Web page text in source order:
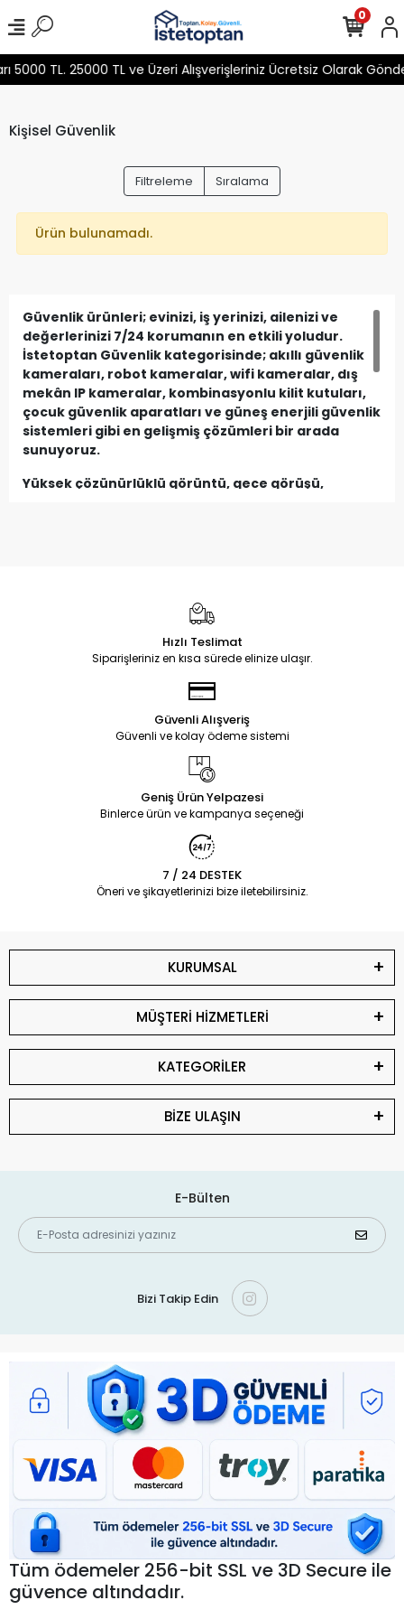
TL. 25000 TL ve Üzeri Alışverişleriniz Ücretsiz Olarak
0
Kişisel Güvenlik
Filtreleme Sıralama
Ürün bulunamadı.
Güvenlik ürünleri; evinizi, iş yerinizi, ailenizi ve
değerlerinizi 7/24 korumanın en etkili yoludur.
İstetoptan Güvenlik kategorisinde; akıllı güvenlik
kameraları, robot kameralar, wifi kameralar, dış
mekân IP kameralar, kombinasyonlu kilit kutuları,
çocuk güvenlik aparatları ve güneş enerjili güvenlik
sistemleri gibi en gelişmiş çözümleri bir arada
sunuyoruz.
Yüksek çözünürlüklü görüntü, gece görüşü,
profesyonel sistemlere kadar geniş ürün
yelpazemiz; uygun fiyat, güçlü stok ve hızlı teslimat
avantajıyla güvenlik ihtiyaçlarınıza tam çözüm
Huzurlu ve kontrollü bir yaşam için güvenlik
kategorisini hemen inceleyin, en doğru sistemi
Hızlı Teslimat
Siparişleriniz en kısa sürede elinize ulaşır.
Güvenli Alışveriş
Güvenli ve kolay ödeme sistemi
Geniş Ürün Yelpazesi
Binlerce ürün ve kampanya seçeneği
7 / 24 DESTEK
Öneri ve şikayetlerinizi bize iletebilirsiniz.
KURUMSAL
MÜŞTERİ HİZMETLERİ
KATEGORİLER
BİZE ULAŞIN
E-Bülten
Bizi Takip Edin
Tüm ödemeler 256-bit SSL ve 3D Secure ile
güvence altındadır.